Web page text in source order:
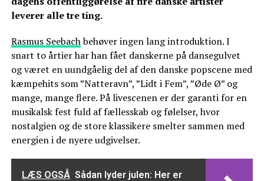
leverer alle tre ting.
Rasmus Seebachbehøver ingen lang introduktion. I
snart to årtier har han fået danskerne på dansegulvet
og været en uundgåelig del af den danske popscene med
kæmpehits som ”Natteravn”, ”Lidt i Fem”, ”Øde Ø” og
mange, mange flere. På livescenen er der garanti for en
musikalsk fest fuld af fællesskab og følelser, hvor
nostalgien og de store klassikere smelter sammen med
energien i de nyere udgivelser.
LÆS OGSÅ Sådan lyder julen: Her er